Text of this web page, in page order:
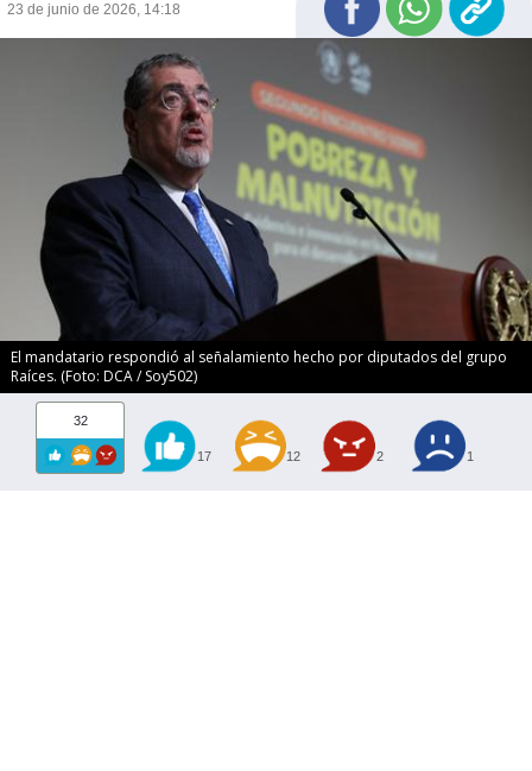
23 de junio de 2026, 14:18
El mandatario respondió al señalamiento hecho por diputados del grupo
Raíces. (Foto: DCA / Soy502)
32
17 12 2 1